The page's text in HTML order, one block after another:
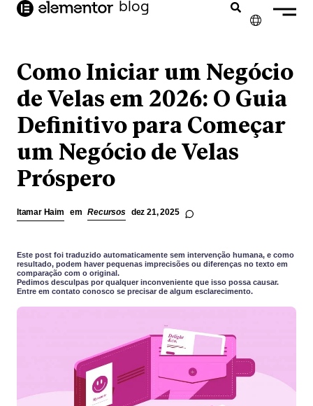
conteúdo
blog
ENGLISH
FRANÇAIS
NEDERLANDS
DEUTSCH
Como Iniciar um Negócio
de Velas em 2026: O Guia
Definitivo para Começar
um Negócio de Velas
Próspero
Itamar Haim em Recursos dez 21, 2025
Este post foi traduzido automaticamente sem intervenção humana, e como
resultado, podem haver pequenas imprecisões ou diferenças no texto em
comparação com o original.
Pedimos desculpas por qualquer inconveniente que isso possa causar.
Entre em contato conosco se precisar de algum esclarecimento.